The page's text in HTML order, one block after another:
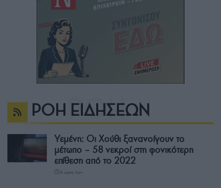
ΡΟΗ ΕΙΔΗΣΕΩΝ
Υεμένη: Οι Χούθι ξανανοίγουν το
μέτωπο – 58 νεκροί στη φονικότερη
επίθεση από το 2022
6 ώρες πριν